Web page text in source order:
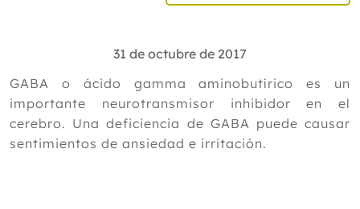
2025
2024
2023
2022
31 de octubre de 2017
GABA o ácido gamma aminobutírico es un
importante neurotransmisor inhibidor en el
cerebro. Una deficiencia de GABA puede causar
sentimientos de ansiedad e irritación.